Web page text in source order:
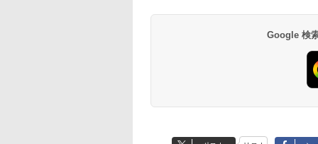
Google 検